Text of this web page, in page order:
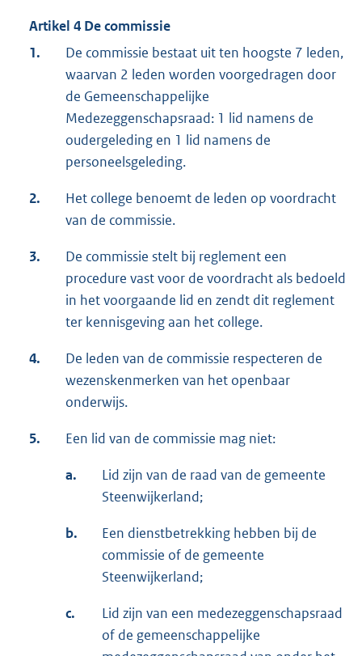
Artikel 4 De commissie
1.
De commissie bestaat uit ten hoogste 7 leden,
waarvan 2 leden worden voorgedragen door
de Gemeenschappelijke
Medezeggenschapsraad: 1 lid namens de
oudergeleding en 1 lid namens de
personeelsgeleding.
2.
Het college benoemt de leden op voordracht
van de commissie.
3.
De commissie stelt bij reglement een
procedure vast voor de voordracht als bedoeld
in het voorgaande lid en zendt dit reglement
ter kennisgeving aan het college.
4.
De leden van de commissie respecteren de
wezenskenmerken van het openbaar
onderwijs.
5. Een lid van de commissie mag niet:
a.
Lid zijn van de raad van de gemeente
Steenwijkerland;
b.
Een dienstbetrekking hebben bij de
commissie of de gemeente
Steenwijkerland;
c.
Lid zijn van een medezeggenschapsraad
of de gemeenschappelijke